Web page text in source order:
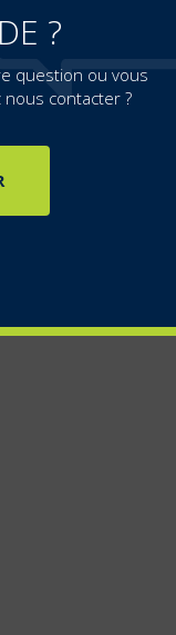
?
question ou vous
contacter ?